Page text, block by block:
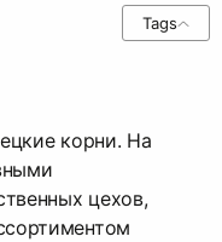
Tags
корни. На
цехов,